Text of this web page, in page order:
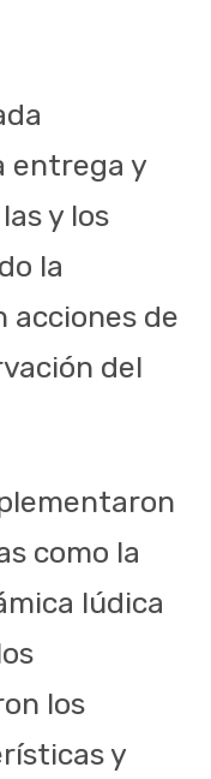
entrega y
y los
la
acciones de
del
como la
lúdica
los
y